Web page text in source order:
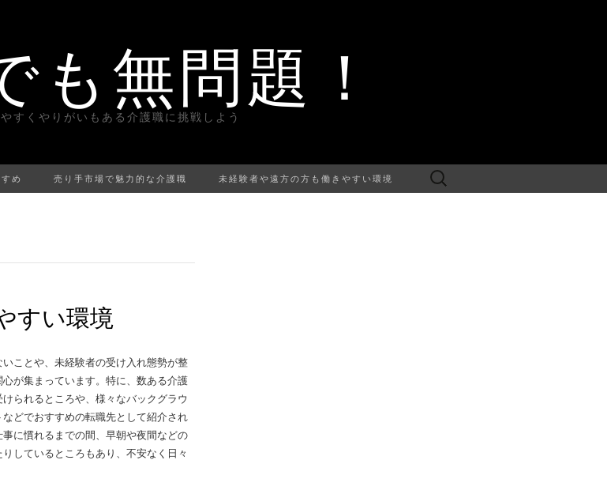
も無問題！
すくやりがいもある介護職に挑戦しよう
め 売り手市場で魅力的な介護職 未経験者や遠方の方も働きやすい環境
検
索:
すい環境
ことや、未経験者の受け入れ態勢が整
が集まっています。特に、数ある介護
られるところや、様々なバックグラウ
どでおすすめの転職先として紹介され
に慣れるまでの間、早朝や夜間などの
しているところもあり、不安なく日々